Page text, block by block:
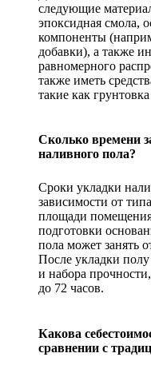
следующие
эпоксидная смола,
компоненты
добавки), а также
равномерного
также иметь
такие как
Сколько времени
наливного пола?
Сроки укладки
зависимости от
площади
подготовки
пола может занять
После укладки
и набора
до 72 часов.
Какова
сравнении с